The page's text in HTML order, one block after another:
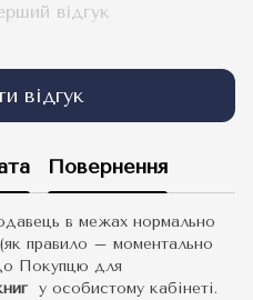
відгук
відгук
Повернення
в межах нормально
правило – моментально
Покупцю для
у особистому кабінеті.